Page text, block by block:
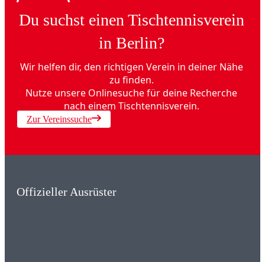
Du suchst einen Tischtennisverein
in Berlin?
Wir helfen dir, den richtigen Verein in deiner Nähe
zu finden.
Nutze unsere Onlinesuche für deine Recherche
nach einem Tischtennisverein.
Zur Vereinssuche
Offizieller Ausrüster